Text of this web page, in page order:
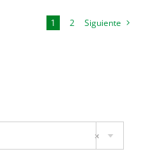
1 2 Siguiente
×